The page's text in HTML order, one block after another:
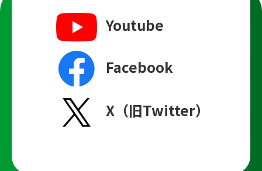
Youtube
Facebook
X（旧Twitter）